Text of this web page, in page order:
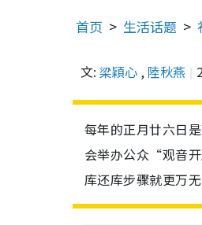
首页 生活话题
文: 梁穎心 , 陸秋燕
每年的正月廿六日
会举办公众“观音
库还库步骤就更万无